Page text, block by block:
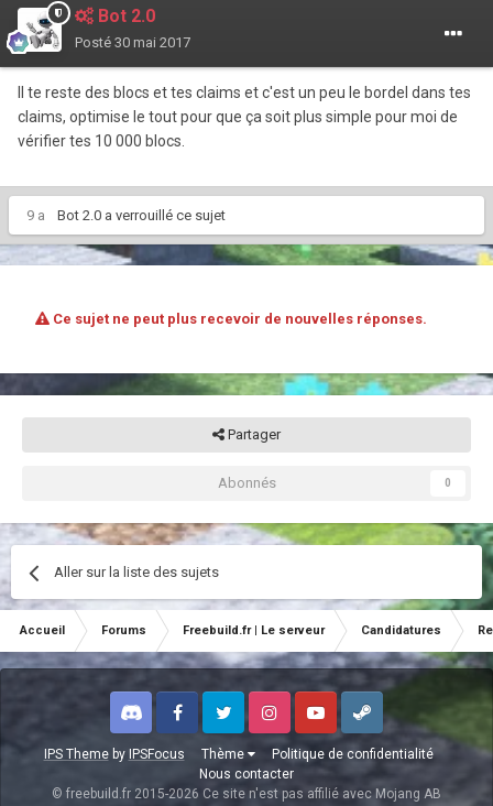
Bot 2.0
Posté 30 mai 2017
Il te reste des blocs et tes claims et c'est un peu le bordel dans tes
claims, optimise le tout pour que ça soit plus simple pour moi de
vérifier tes 10 000 blocs.
9 a Bot 2.0 a verrouillé ce sujet
Ce sujet ne peut plus recevoir de nouvelles réponses.
Partager
Abonnés 0
Aller sur la liste des sujets
Accueil Forums Freebuild.fr | Le serveur Candidatures
IPS Themeby IPSFocus Thème
Politique de confidentialité
Nous contacter
Discord FacebookTwitter InstagramYoutubeSteam
© freebuild.fr 2015-2026 Ce site n'est pas affilié avec Mojang AB